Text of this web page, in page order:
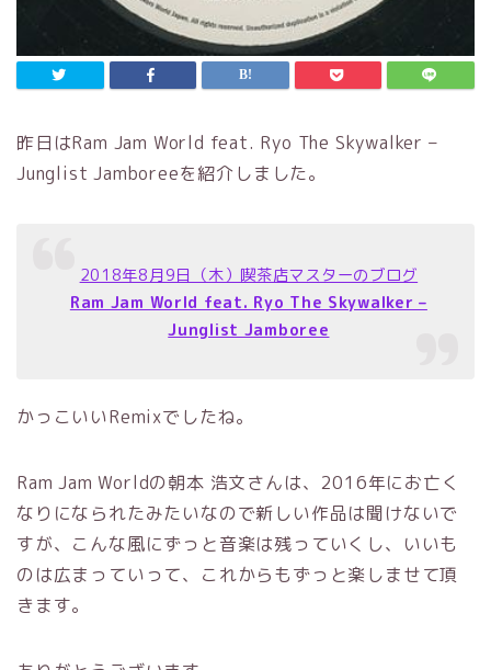
昨日はRam Jam World feat. Ryo The Skywalker ‎–
Junglist Jamboreeを紹介しました。
2018年8月9日（木）喫茶店マスターのブログ
Ram Jam World feat. Ryo The Skywalker ‎–
Junglist Jamboree
かっこいいRemixでしたね。
Ram Jam Worldの朝本 浩文さんは、2016年にお亡く
なりになられたみたいなので新しい作品は聞けないで
すが、こんな風にずっと音楽は残っていくし、いいも
のは広まっていって、これからもずっと楽しませて頂
きます。